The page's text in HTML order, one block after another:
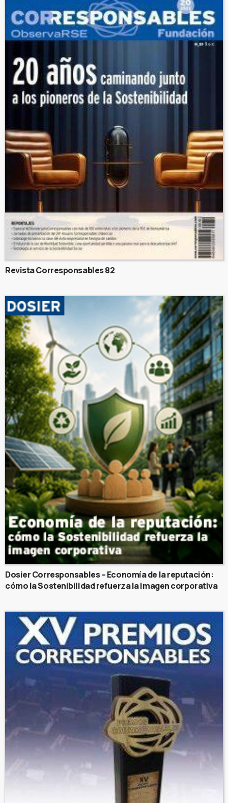
Revista Corresponsables 82
Dosier Corresponsables – Economía de la reputación:
cómo la Sostenibilidad refuerza la imagen corporativa